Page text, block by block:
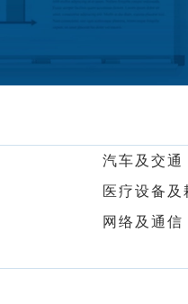
汽车及交通
医疗设备及
网络及通信